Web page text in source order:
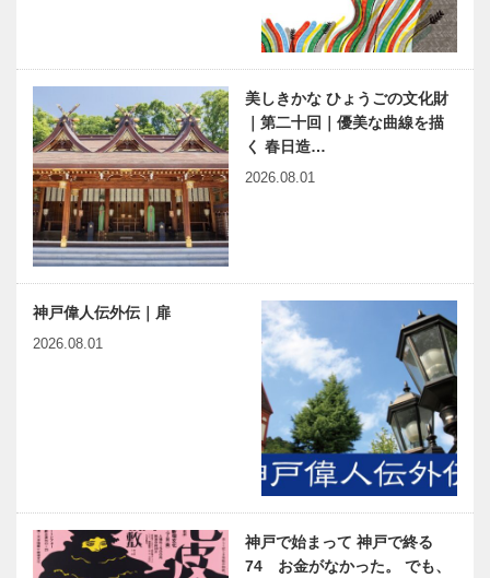
美しきかな ひょうごの文化財
｜第二十回｜優美な曲線を描
く 春日造…
2026.08.01
神戸偉人伝外伝｜扉
2026.08.01
神戸で始まって 神戸で終る
74 お金がなかった。 でも、